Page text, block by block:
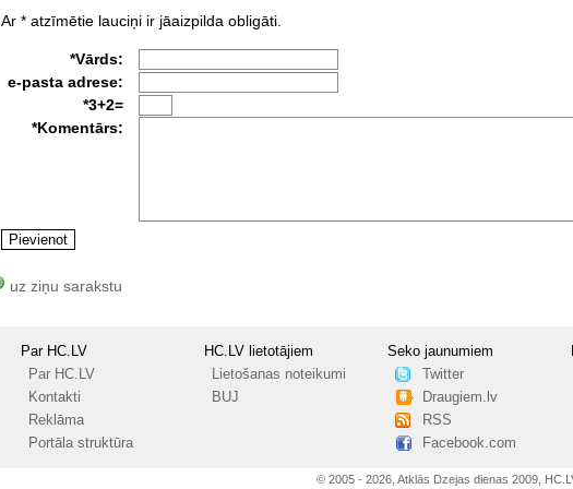
Ar * atzīmētie lauciņi ir jāaizpilda obligāti.
*Vārds:
e-pasta adrese:
*3+2=
*Komentārs:
uz ziņu sarakstu
Par HC.LV
Par HC.LV
Kontakti
Reklāma
Portāla struktūra
HC.LV lietotājiem
Lietošanas noteikumi
BUJ
Seko jaunumiem
Twitter
Draugiem.lv
RSS
Facebook.com
© 2005 - 2026, Atklās Dzejas dienas 2009,